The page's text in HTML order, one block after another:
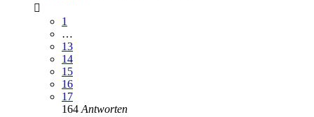
1
…
13
14
15
16
17
164 Antworten